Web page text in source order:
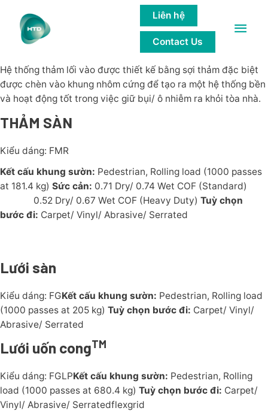
Main
Liên hệ
Contact Us
THẢM VÀ LƯỚI LỐI VÀO
MÔ TẢ SẢN PHẨM
Hệ thống thảm lối vào được thiết kế bằng sợi thảm đặc biệt
được chèn vào khung nhôm cứng để tạo ra một hệ thống bền
và hoạt động tốt trong việc giữ bụi/ ô nhiễm ra khỏi tòa nhà.
THẢM SÀN
Kiểu dáng: FMR
Kết cấu khung sườn: Pedestrian, Rolling load (1000 passes
at 181.4 kg) Sức cản: 0.71 Dry/ 0.74 Wet COF (Standard)
0.52 Dry/ 0.67 Wet COF (Heavy Duty) Tuỳ chọn
bước đi: Carpet/ Vinyl/ Abrasive/ Serrated
Lưới sàn
Kiểu dáng: FGKết cấu khung sườn: Pedestrian, Rolling load
(1000 passes at 205 kg) Tuỳ chọn bước đi: Carpet/ Vinyl/
Abrasive/ Serrated
Lưới uốn congTM
Kiểu dáng: FGLPKết cấu khung sườn: Pedestrian, Rolling
load (1000 passes at 680.4 kg) Tuỳ chọn bước đi: Carpet/
Vinyl/ Abrasive/ Serratedflexgrid